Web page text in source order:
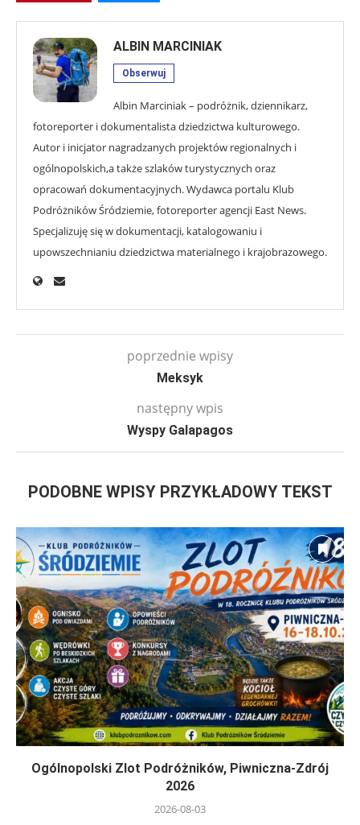
ALBIN MARCINIAK
Obserwuj
Albin Marciniak – podróżnik, dziennikarz,
fotoreporter i dokumentalista dziedzictwa kulturowego.
Autor i inicjator nagradzanych projektów regionalnych i
ogólnopolskich,a także szlaków turystycznych oraz
opracowań dokumentacyjnych. Wydawca portalu Klub
Podróżników Śródziemie, fotoreporter agencji East News.
Specjalizuję się w dokumentacji, katalogowaniu i
upowszechnianiu dziedzictwa materialnego i krajobrazowego.
poprzednie wpisy
Meksyk
następny wpis
Wyspy Galapagos
PODOBNE WPISY PRZYKŁADOWY TEKST
Ogólnopolski Zlot Podróżników, Piwniczna-Zdrój
2026
2026-08-03